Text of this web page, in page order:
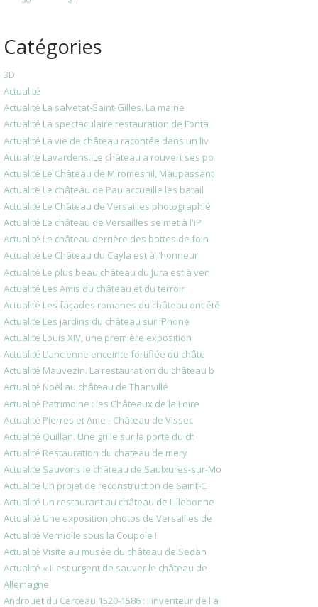
Catégories
3D
Actualité
Actualité La salvetat-Saint-Gilles. La mairie
Actualité La spectaculaire restauration de Fonta
Actualité La vie de château racontée dans un liv
Actualité Lavardens. Le château a rouvert ses po
Actualité Le Château de Miromesnil, Maupassant
Actualité Le château de Pau accueille les batail
Actualité Le Château de Versailles photographié
Actualité Le château de Versailles se met à l'iP
Actualité Le château derrière des bottes de foin
Actualité Le Château du Cayla est à l’honneur
Actualité Le plus beau château du Jura est à ven
Actualité Les Amis du château et du terroir
Actualité Les façades romanes du château ont été
Actualité Les jardins du château sur iPhone
Actualité Louis XIV, une première exposition
Actualité L’ancienne enceinte fortifiée du châte
Actualité Mauvezin. La restauration du château b
Actualité Noël au château de Thanvillé
Actualité Patrimoine : les Châteaux de la Loire
Actualité Pierres et Ame - Château de Vissec
Actualité Quillan. Une grille sur la porte du ch
Actualité Restauration du chateau de mery
Actualité Sauvons le château de Saulxures-sur-Mo
Actualité Un projet de reconstruction de Saint-C
Actualité Un restaurant au château de Lillebonne
Actualité Une exposition photos de Versailles de
Actualité Verniolle sous la Coupole !
Actualité Visite au musée du château de Sedan
Actualité « Il est urgent de sauver le château de
Allemagne
Androuet du Cerceau 1520-1586 : l'inventeur de l'a